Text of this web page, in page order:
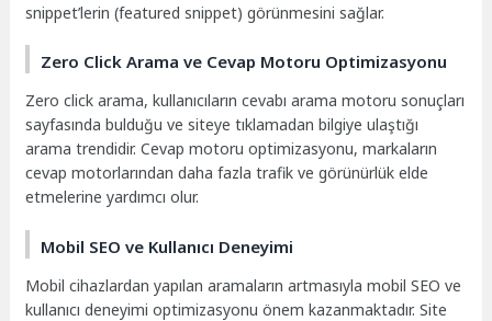
snippet’lerin (featured snippet) görünmesini sağlar.
Zero Click Arama ve Cevap Motoru Optimizasyonu
Zero click arama, kullanıcıların cevabı arama motoru sonuçları
sayfasında bulduğu ve siteye tıklamadan bilgiye ulaştığı
arama trendidir. Cevap motoru optimizasyonu, markaların
cevap motorlarından daha fazla trafik ve görünürlük elde
etmelerine yardımcı olur.
Mobil SEO ve Kullanıcı Deneyimi
Mobil cihazlardan yapılan aramaların artmasıyla mobil SEO ve
kullanıcı deneyimi optimizasyonu önem kazanmaktadır. Site